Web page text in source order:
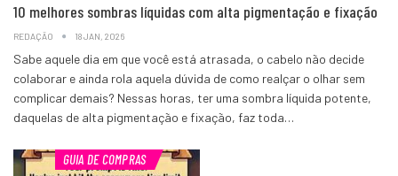
10 melhores sombras líquidas com alta pigmentação e fixação
REDAÇÃO 18 JAN, 2026
Sabe aquele dia em que você está atrasada, o cabelo não decide
colaborar e ainda rola aquela dúvida de como realçar o olhar sem
complicar demais? Nessas horas, ter uma sombra líquida potente,
daquelas de alta pigmentação e fixação, faz toda…
GUIA DE COMPRAS